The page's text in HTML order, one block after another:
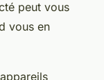
peut vous
vous en